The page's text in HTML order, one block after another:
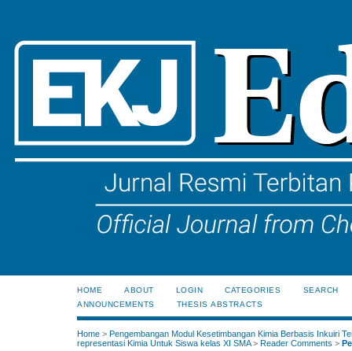
HOME ABOUT LOGIN CATEGORIES
SEARCH
ANNOUNCEMENTS
THESIS ABSTRACTS
Home > Pengembangan Modul Kesetimbangan Kimia Berbasis Inkuiri
representasi Kimia Untuk Siswa kelas XI SMA> Reader Comments >